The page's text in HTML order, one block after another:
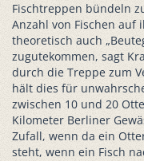
Fischtreppen bündeln
Anzahl von Fischen auf
theoretisch auch
zugutekommen, sagt
durch die Treppe zum
hält dies für
zwischen 10 und 20
Kilometer Berliner
Zufall, wenn da ein
steht, wenn ein Fisch